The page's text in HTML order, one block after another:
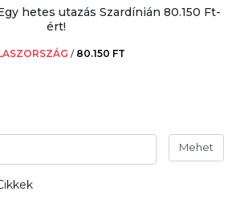
hetes utazás Szardínián 80.150 Ft-
ért!
/ 80.150 FT
Mehet